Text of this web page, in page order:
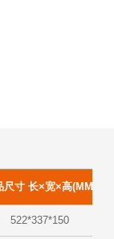
尺寸 长×宽×高(MM)
522*337*150